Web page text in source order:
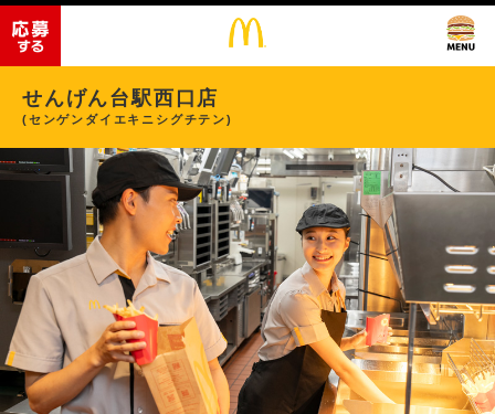
せんげん台駅西口店
(センゲンダイエキニシグチテン)